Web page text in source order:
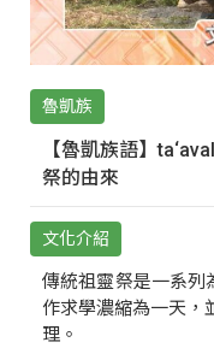
魯凱族
【魯凱族語】
祭的由來
文化介紹
傳統祖靈祭是一系列
作求學濃縮為一天，
理。